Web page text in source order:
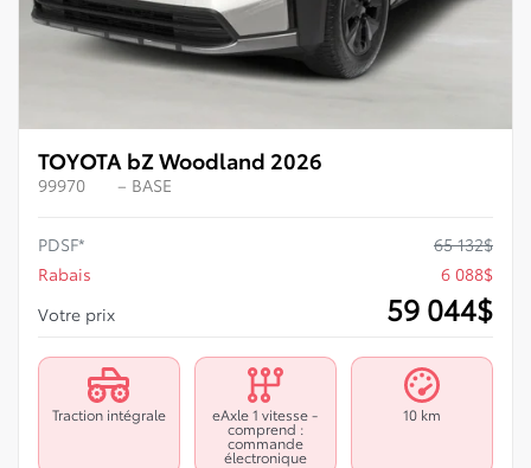
TOYOTA bZ Woodland 2026
99970 – BASE
PDSF* 65 132$
Rabais
6 088$
Votre prix
59 044$
Traction intégrale eAxle 1 vitesse -
comprend :
commande
électronique
10 km